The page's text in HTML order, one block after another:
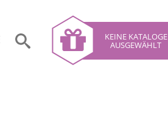
KEINE KATALOGE
AUSGEWÄHLT